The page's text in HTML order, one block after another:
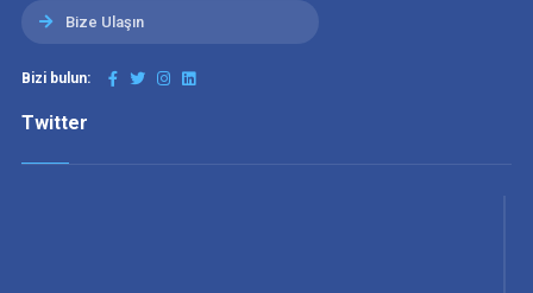
Bize Ulaşın
Bizi bulun:
Twitter